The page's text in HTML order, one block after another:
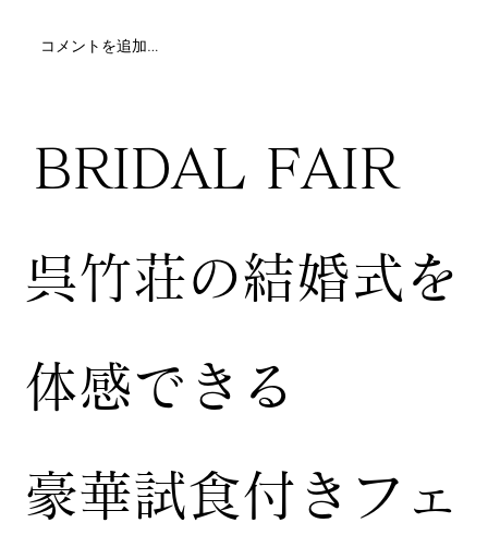
コメントを追加…
BRIDAL FAIR
​呉竹荘の結婚式を
体感できる
豪華試食付きフェ